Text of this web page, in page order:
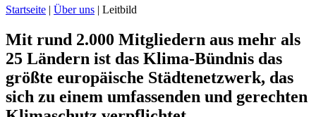
Startseite | Über uns | Leitbild
Mit rund 2.000 Mitgliedern aus mehr als
25 Ländern ist das Klima-Bündnis das
größte europäische Städtenetzwerk, das
sich zu einem umfassenden und gerechten